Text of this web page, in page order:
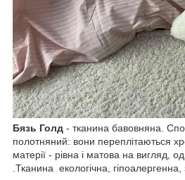
Бязь Голд - тканина бавовняна.
полотняний: вони переплітаються
матерії - рівна і матова на вигляд,
.Тканина екологічна, гіпоалергенна,